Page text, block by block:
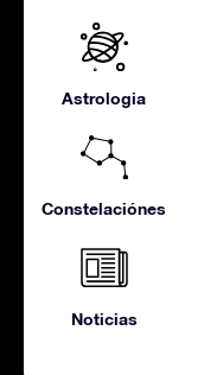
Astrologia
Constelaciónes
Noticias